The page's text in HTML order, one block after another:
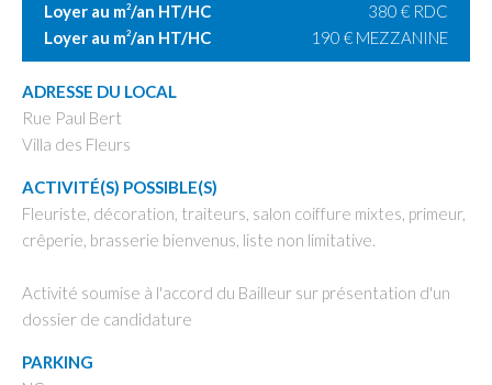
Loyer au m2/an HT/HC
380 € RDC
Loyer au m2/an HT/HC 190 € MEZZANINE
ADRESSE DU LOCAL
Rue Paul Bert
Villa des Fleurs
ACTIVITÉ(S) POSSIBLE(S)
Fleuriste, décoration, traiteurs, salon coiffure mixtes, primeur,
crêperie, brasserie bienvenus, liste non limitative.
Activité soumise à l'accord du Bailleur sur présentation d'un
dossier de candidature
PARKING